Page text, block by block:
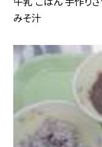
みそ汁